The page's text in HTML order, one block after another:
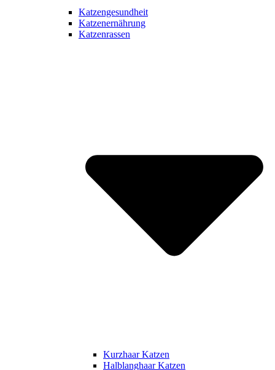
Katzengesundheit
Katzenernährung
Katzenrassen
Kurzhaar Katzen
Halblanghaar Katzen